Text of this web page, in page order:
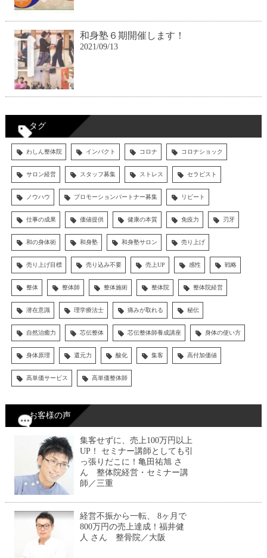
和身塾６期開催します！
2021/09/13
タグ
わしん整体院 インパクト コロナ コロナショック
サロン経営 スタッフ募集 ストレス セラピスト
ノウハウ プロモーションパートナー募集 リピート
仕事の成果 価値提供 健康の本質 免疫力 刃牙
和の身体術 和身塾 和身塾サロン 売り上げ
売り上げ目標 売り込み不要 売上UP 感性 戦略
整体 整体師 整体施術 整体院 整体院経営
潜在意識 理学療法士 痛みが取れる 秘伝
自然治癒力 芯伝整体 芯伝整体師養成講座 身体の使い方
身体原理 還元力 酸化 集客 高付加価値
高単価サービス 高単価整体師
お客様の声
集客せずに、売上100万円以上
UP！ セミナー講師としても引
っ張りだこに！亀田祐旭 さ
ん 整体院経営・セミナー講
師／三重
経営不振から一転、 8ヶ月で
800万円の売上達成！福井健
人 さん 整骨院／大阪